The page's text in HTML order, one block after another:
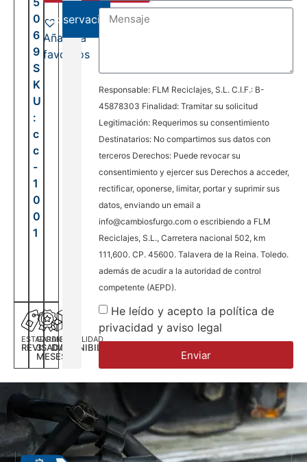
ESTADO
REVISADA
GARANTÍA
3
MESES
DISPONILIDAD
DISPONIBILIDAD
0
6
9
S
K
U
:
c
c
-
1
0
0
1
Añadir a
favoritos
Observaciones
Responsable: FLM Reciclajes, S.L. C.I.F.: B-
45878303 Finalidad: Tramitar su solicitud
Legitimación: Requerimos su consentimiento
Destinatarios: No compartimos sus datos con
terceros Derechos: Puede revocar su
consentimiento y ejercer sus Derechos a acceder,
rectificar, oponerse, limitar, portar y suprimir sus
datos, enviando un email a
info@cambiosfurgo.com o escribiendo a FLM
Reciclajes, S.L., Carretera nacional 502, km
111,600. CP. 45600. Talavera de la Reina. Toledo.
además de acudir a la autoridad de control
competente (AEPD).
He leído y acepto la política de
privacidad y aviso legal
Enviar